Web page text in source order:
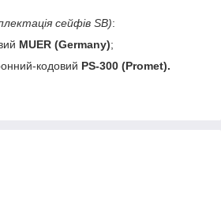
сейфів SB):
MUER (Germany);
кодовий PS-300 (Promet).